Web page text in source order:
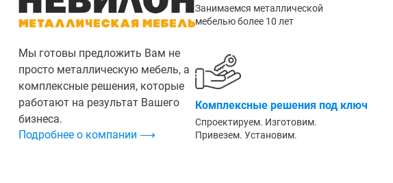
Мы готовы предложить Вам не
просто металлическую мебель, а
комплексные решения, которые
работают на результат Вашего
бизнеса.
Подробнее о компании ⟶
Занимаемся металлической
мебелью более 10 лет
Комплексные решения под ключ
Спроектируем. Изготовим.
Привезем. Установим.